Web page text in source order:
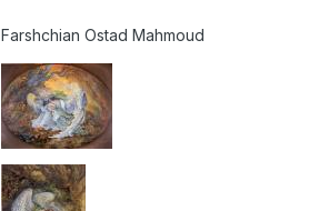
Farshchian Ostad Mahmoud